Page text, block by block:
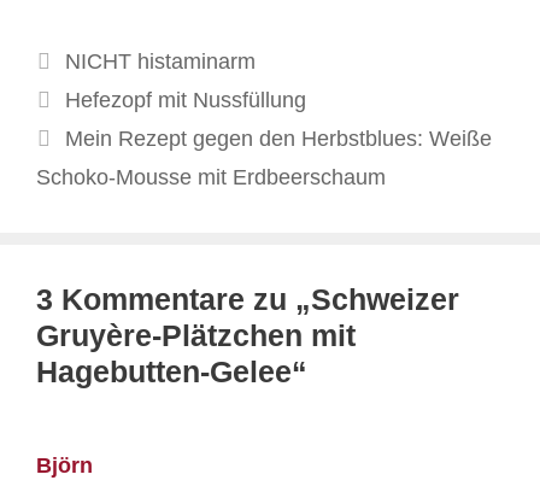
Kategorien
NICHT histaminarm
Hefezopf mit Nussfüllung
Mein Rezept gegen den Herbstblues: Weiße
Schoko-Mousse mit Erdbeerschaum
3 Kommentare zu „Schweizer
Gruyère-Plätzchen mit
Hagebutten-Gelee“
Björn